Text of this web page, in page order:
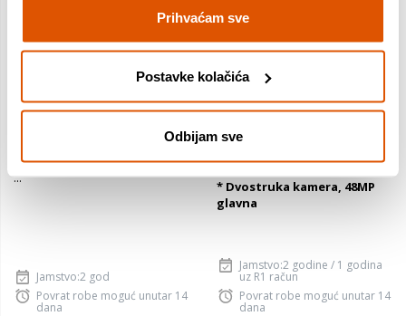
Prihvaćam sve
Postavke kolačića
Odbijam sve
Samsung Galaxy Z Flip8
mobitel
6.9" glavni zaslon, 4.1"
...
Jamstvo:2 god
Povrat robe moguć unutar 14
dana
Apple iPhone 15 128GB
* 6,1" Super Retina XDR OLED
* Procesor Apple A16 Bionic
(4 nm)
* Dvostruka kamera, 48MP
glavna
Jamstvo:2 godine / 1 godina
uz R1 račun
Povrat robe moguć unutar 14
dana